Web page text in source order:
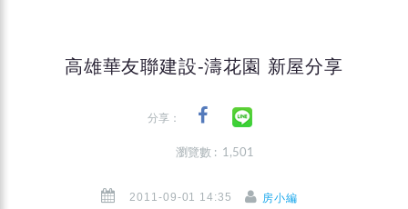
高雄華友聯建設-濤花園 新屋分享
分享：
瀏覽數 : 1,501
2011-09-01 14:35 房小編